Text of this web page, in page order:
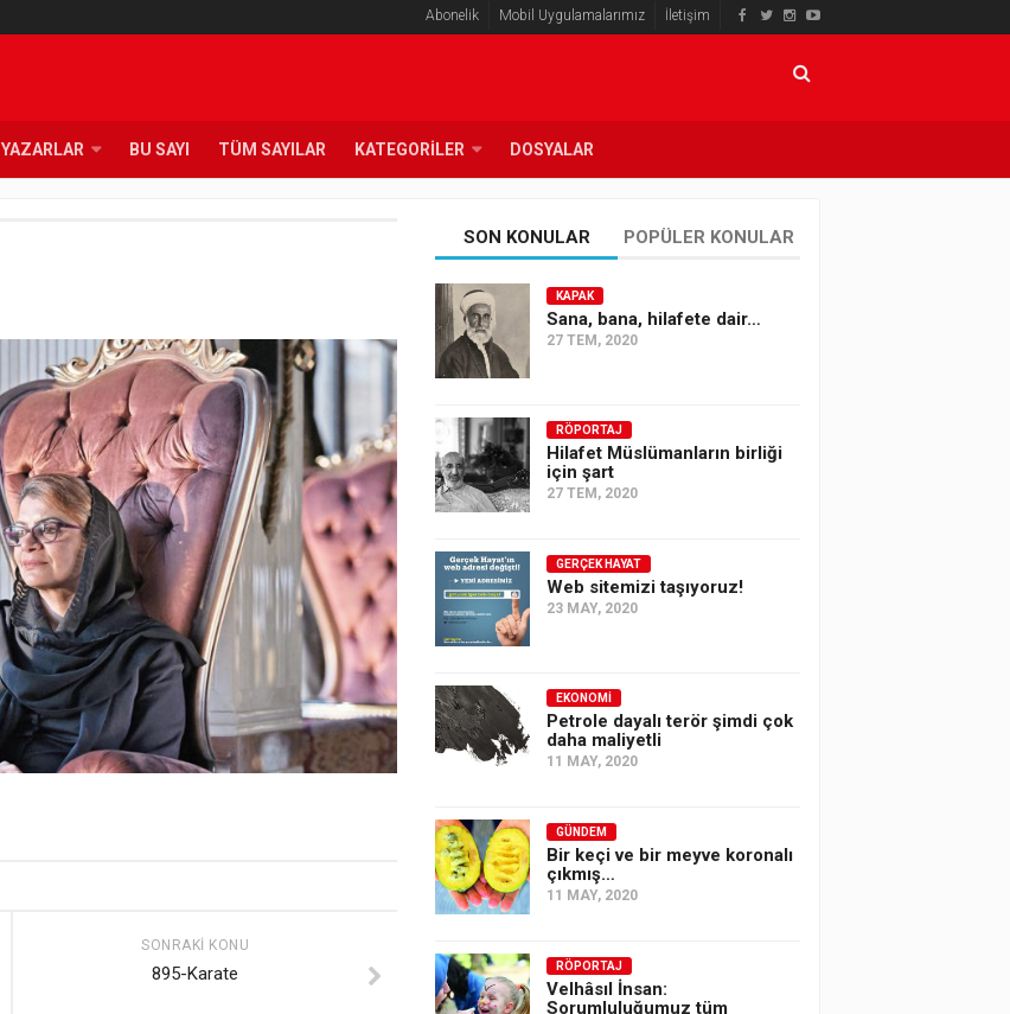
Abonelik Mobil Uygulamalarımız İletişim
YAZARLAR BU SAYI TÜM SAYILAR KATEGORILER DOSYALAR
SONRAKI KONU
895-Karate
SON KONULAR POPÜLER KONULAR
KAPAK
Sana, bana, hilafete dair…
27 TEM, 2020
RÖPORTAJ
Hilafet Müslümanların birliği
için şart
27 TEM, 2020
GERÇEK HAYAT
Web sitemizi taşıyoruz!
23 MAY, 2020
EKONOMI
Petrole dayalı terör şimdi çok
daha maliyetli
11 MAY, 2020
GÜNDEM
Bir keçi ve bir meyve koronalı
çıkmış…
11 MAY, 2020
RÖPORTAJ
Velhâsıl İnsan:
Sorumluluğumuz tüm